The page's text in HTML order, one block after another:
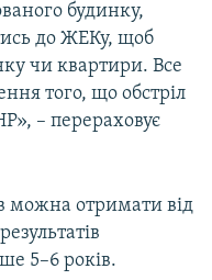
будинку,
до ЖЕКу, щоб
чи квартири. Все
того, що обстріл
– перераховує
можна отримати від
5–6 років.